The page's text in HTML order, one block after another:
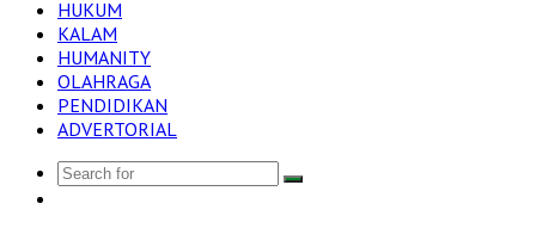
HUKUM
KALAM
HUMANITY
OLAHRAGA
PENDIDIKAN
ADVERTORIAL
Search